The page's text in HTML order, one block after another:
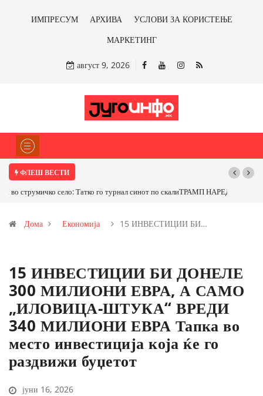
ИМПРЕСУМ АРХИВА
УСЛОВИ ЗА КОРИСТЕЊЕ
МАРКЕТИНГ
август 9, 2026
ФЛЕШ ВЕСТИ
ТРАМП НАРЕДИ ВОЈСКАТА ДА КОРИСТИ МЕТАЛИ САМО ОД САД
Иловица и со антимонот?
Дома Економија 15 ИНВЕСТИЦИИ БИ…
15 ИНВЕСТИЦИИ БИ ДОНЕЛЕ
300 МИЛИОНИ ЕВРА, А САМО
„ИЛОВИЦА-ШТУКА“ ВРЕДИ
340 МИЛИОНИ ЕВРА Тапка во
место инвестиција која ќе го
раздвижи буџетот
јуни 16, 2026